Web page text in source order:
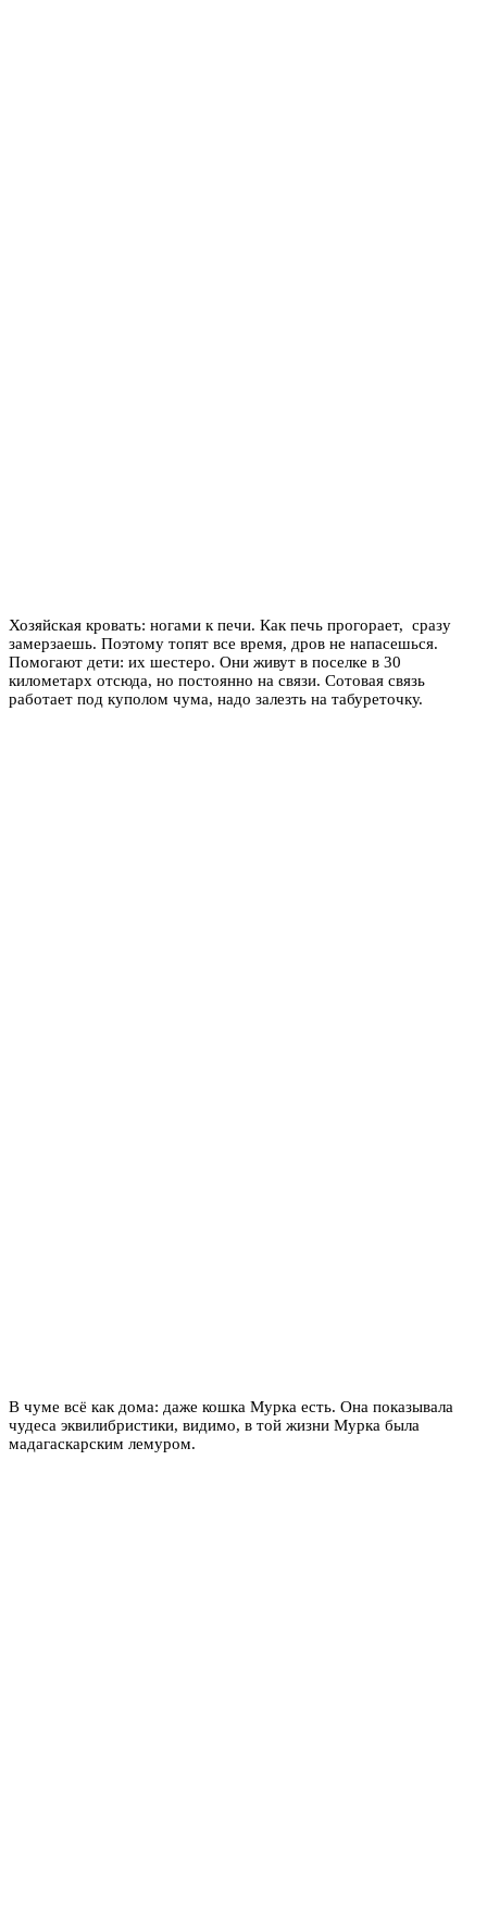
Хозяйская кровать: ногами к печи. Как печь прогорает, сразу
замерзаешь. Поэтому топят все время, дров не напасешься.
Помогают дети: их шестеро. Они живут в поселке в 30
километарх отсюда, но постоянно на связи. Сотовая связь
работает под куполом чума, надо залезть на табуреточку.
В чуме всё как дома: даже кошка Мурка есть. Она показывала
чудеса эквилибристики, видимо, в той жизни Мурка была
мадагаскарским лемуром.